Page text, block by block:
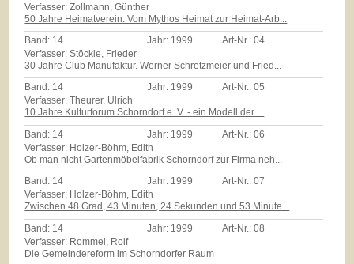
Verfasser: Zollmann, Günther
50 Jahre Heimatverein: Vom Mythos Heimat zur Heimat-Arb...
Band: 14 Jahr: 1999 Art-Nr.:04
Verfasser: Stöckle, Frieder
30 Jahre Club Manufaktur. Werner Schretzmeier und Fried...
Band: 14 Jahr: 1999 Art-Nr.:05
Verfasser: Theurer, Ulrich
10 Jahre Kulturforum Schorndorf e. V. - ein Modell der ...
Band: 14 Jahr: 1999 Art-Nr.:06
Verfasser: Holzer-Böhm, Edith
Ob man nicht Gartenmöbelfabrik Schorndorf zur Firma neh...
Band: 14 Jahr: 1999 Art-Nr.:07
Verfasser: Holzer-Böhm, Edith
Zwischen 48 Grad, 43 Minuten, 24 Sekunden und 53 Minute...
Band: 14 Jahr: 1999 Art-Nr.:08
Verfasser: Rommel, Rolf
Die Gemeindereform im Schorndorfer Raum